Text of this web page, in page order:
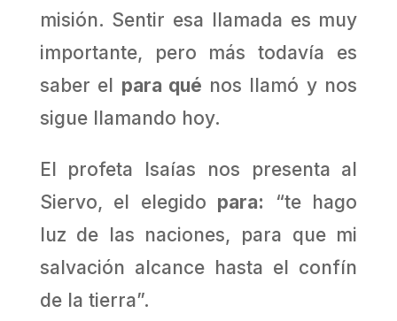
misión. Sentir esa llamada es muy
importante, pero más todavía es
saber el para qué nos llamó y nos
sigue llamando hoy.
El profeta Isaías nos presenta al
Siervo, el elegido para: “te hago
luz de las naciones, para que mi
salvación alcance hasta el confín
de la tierra”.